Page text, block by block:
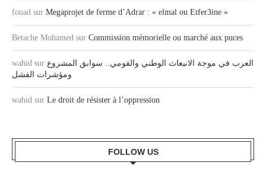
fouad sur Megaprojet de ferme d’Adrar : « elmal ou Etfer3ine »
Betache Mohamed sur Commission mémorielle ou marché aux puces
wahid sur العرب في موجة الانبعاث الوطني والقومي.. سوابق المشروع
ومؤشرات الفشل
wahid sur Le droit de résister à l’oppression
FOLLOW US